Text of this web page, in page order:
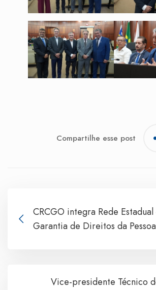
Compartilhe esse post
CRCGO integra Rede
Garantia de Direitos da
Vice-presidente Técnico